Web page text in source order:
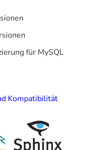
für MySQL
Kompatibilität